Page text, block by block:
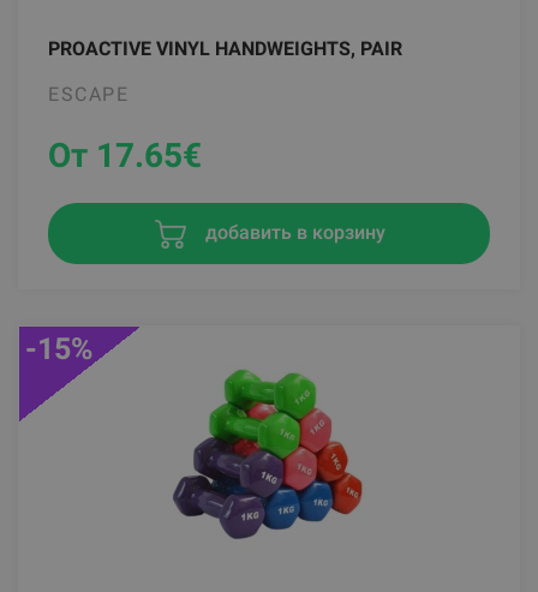
PROACTIVE VINYL HANDWEIGHTS, PAIR
ESCAPE
От 17.65€
добавить в корзину
-15%